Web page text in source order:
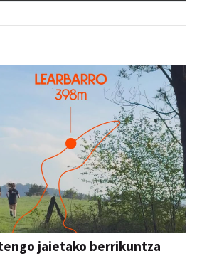
jaietako berrikuntza